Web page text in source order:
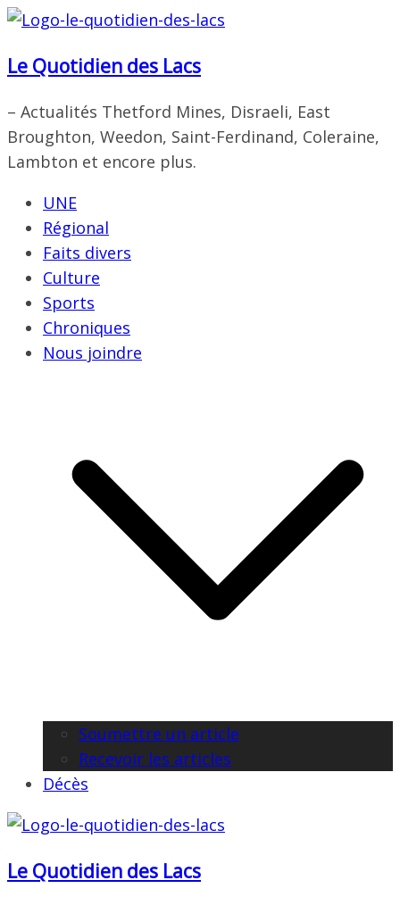
Passer
contenu
Le Quotidien des Lacs
– Actualités Thetford Mines, Disraeli, East
Broughton, Weedon, Saint-Ferdinand, Coleraine,
Lambton et encore plus.
UNE
Régional
Faits divers
Culture
Sports
Chroniques
Nous joindre
Soumettre un article
Recevoir les articles
Décès
Le Quotidien des Lacs